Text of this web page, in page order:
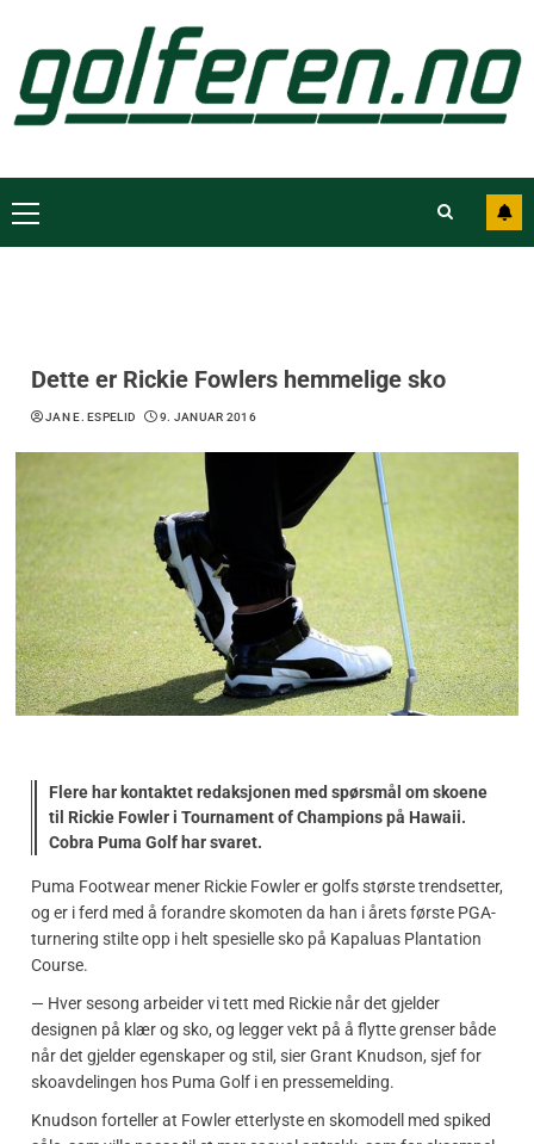
Dette er Rickie Fowlers hemmelige sko
JAN E. ESPELID 9. JANUAR 2016
Flere har kontaktet redaksjonen med spørsmål om skoene
til Rickie Fowler i Tournament of Champions på Hawaii.
Cobra Puma Golf har svaret.
Puma Footwear mener Rickie Fowler er golfs største trendsetter,
og er i ferd med å forandre skomoten da han i årets første PGA-
turnering stilte opp i helt spesielle sko på Kapaluas Plantation
Course.
— Hver sesong arbeider vi tett med Rickie når det gjelder
designen på klær og sko, og legger vekt på å flytte grenser både
når det gjelder egenskaper og stil, sier Grant Knudson, sjef for
skoavdelingen hos Puma Golf i en pressemelding.
Knudson forteller at Fowler etterlyste en skomodell med spiked